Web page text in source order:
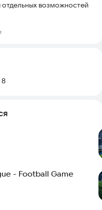
возможностей
8
- Football Game